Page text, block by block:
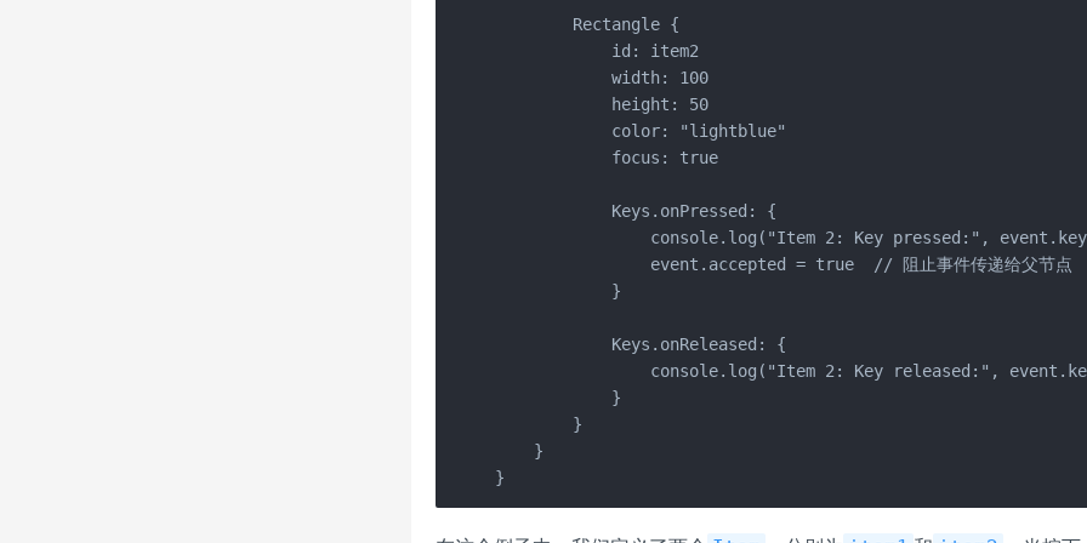
        Rectangle {
            id: item2
            width: 100
            height: 50
            color: "lightblue"
            focus: true
            Keys.onPressed: {
console.log("Item 2: Key pressed:",
                event.accepted = true  // 阻止事件传递给父节点
            }
            Keys.onReleased: {
console.log("Item 2: Key released:",
            }
        }
    }
}